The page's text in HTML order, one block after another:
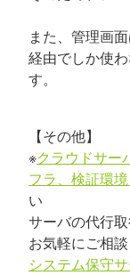
また、管理画
経由でしか使
す。
【その他】
※クラウドサー
フラ、検証環
い
サーバの代行
お気軽にご相談
システム保守